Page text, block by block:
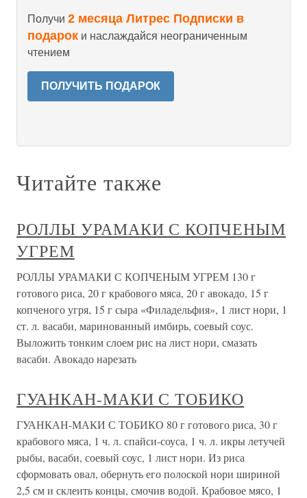
Получи 2 месяца Литрес Подписки в
подарок и наслаждайся неограниченным
чтением
ПОЛУЧИТЬ ПОДАРОК
Читайте также
РОЛЛЫ УРАМАКИ С КОПЧЕНЫМ
УГРЕМ
РОЛЛЫ УРАМАКИ С КОПЧЕНЫМ УГРЕМ 130 г
готового риса, 20 г крабового мяса, 20 г авокадо, 15 г
копченого угря, 15 г сыра «Филадельфия», 1 лист нори, 1
ст. л. васаби, маринованный имбирь, соевый соус.
Выложить тонким слоем рис на лист нори, смазать
васаби. Авокадо нарезать
ГУАНКАН-МАКИ С ТОБИКО
ГУАНКАН-МАКИ С ТОБИКО 80 г готового риса, 30 г
крабового мяса, 1 ч. л. спайси-соуса, 1 ч. л. икры летучей
рыбы, васаби, соевый соус, 1 лист нори. Из риса
сформовать овал, обернуть его полоской нори шириной
2,5 см и склеить концы, смочив водой. Крабовое мясо, 1